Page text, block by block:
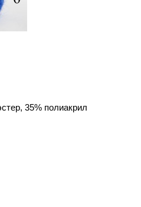
35% полиакрил